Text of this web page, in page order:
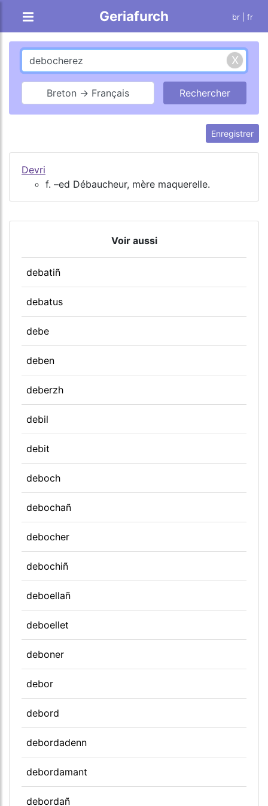
Geriafurch br | fr
Breton → Français
Enregistrer
Devri
f. –ed Débaucheur, mère maquerelle.
Voir aussi
debatiñ
debatus
debe
deben
deberzh
debil
debit
deboch
debochañ
debocher
debochiñ
deboellañ
deboellet
deboner
debor
debord
debordadenn
debordamant
debordañ